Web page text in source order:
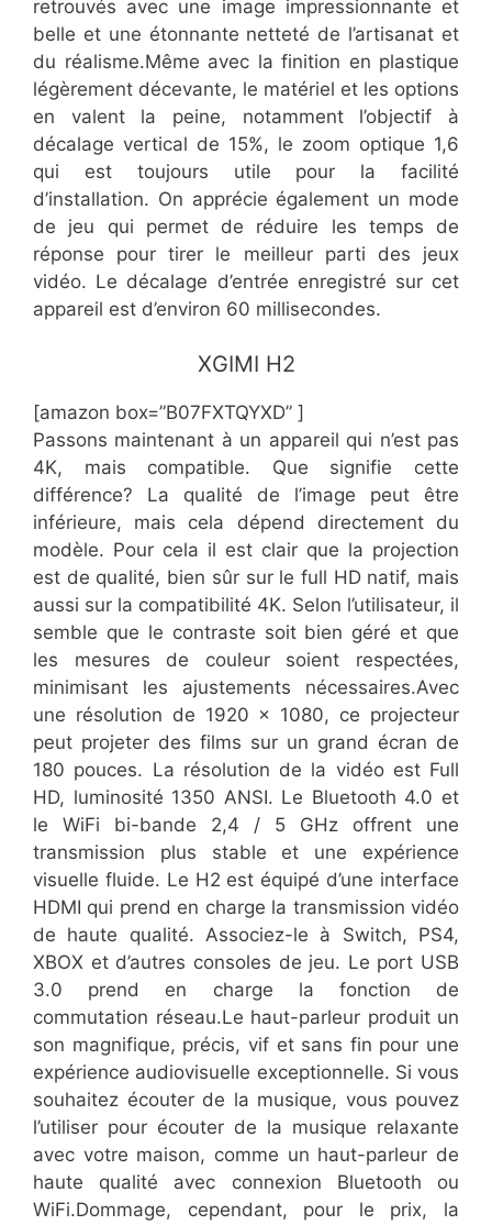
retrouvés avec une image impressionnante et
belle et une étonnante netteté de l’artisanat et
du réalisme.Même avec la finition en plastique
légèrement décevante, le matériel et les options
en valent la peine, notamment l’objectif à
décalage vertical de 15%, le zoom optique 1,6
qui est toujours utile pour la facilité
d’installation. On apprécie également un mode
de jeu qui permet de réduire les temps de
réponse pour tirer le meilleur parti des jeux
vidéo. Le décalage d’entrée enregistré sur cet
appareil est d’environ 60 millisecondes.
​​XGIMI H2
[amazon box=”​​B07FXTQYXD” ]
​Passons maintenant à un appareil qui n’est pas
4K, mais compatible. Que signifie cette
différence? La qualité de l’image peut être
inférieure, mais cela dépend directement du
modèle. Pour cela il est clair que la projection
est de qualité, bien sûr sur le full HD natif, mais
aussi sur la compatibilité 4K. Selon l’utilisateur, il
semble que le contraste soit bien géré et que
les mesures de couleur soient respectées,
minimisant les ajustements nécessaires.Avec
une résolution de 1920 x 1080, ce projecteur
peut projeter des films sur un grand écran de
180 pouces. La résolution de la vidéo est Full
HD, luminosité 1350 ANSI. Le Bluetooth 4.0 et
le WiFi bi-bande 2,4 / 5 GHz offrent une
transmission plus stable et une expérience
visuelle fluide. Le H2 est équipé d’une interface
HDMI qui prend en charge la transmission vidéo
de haute qualité. Associez-le à Switch, PS4,
XBOX et d’autres consoles de jeu. Le port USB
3.0 prend en charge la fonction de
commutation réseau.Le haut-parleur produit un
son magnifique, précis, vif et sans fin pour une
expérience audiovisuelle exceptionnelle. Si vous
souhaitez écouter de la musique, vous pouvez
l’utiliser pour écouter de la musique relaxante
avec votre maison, comme un haut-parleur de
haute qualité avec connexion Bluetooth ou
WiFi.Dommage, cependant, pour le prix, la